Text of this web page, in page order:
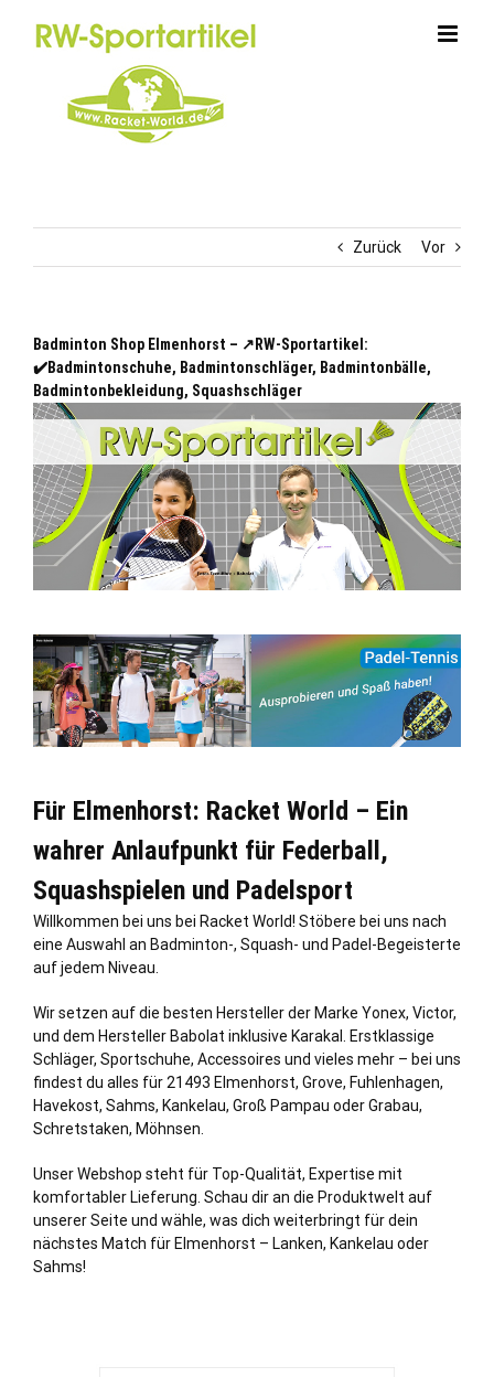
Zurück Vor
Badminton Shop Elmenhorst – ↗️RW-Sportartikel:
✔️Badmintonschuhe, Badmintonschläger, Badmintonbälle,
Badmintonbekleidung, Squashschläger
Elmenhorst
Für Elmenhorst: Racket World – Ein
wahrer Anlaufpunkt für Federball,
Squashspielen und Padelsport
Willkommen bei uns bei Racket World! Stöbere bei uns nach
eine Auswahl an Badminton-, Squash- und Padel-Begeisterte
auf jedem Niveau.
Wir setzen auf die besten Hersteller der Marke Yonex, Victor,
und dem Hersteller Babolat inklusive Karakal. Erstklassige
Schläger, Sportschuhe, Accessoires und vieles mehr – bei uns
findest du alles für 21493 Elmenhorst, Grove, Fuhlenhagen,
Havekost, Sahms, Kankelau, Groß Pampau oderGrabau,
Schretstaken, Möhnsen
Unser Webshop steht für Top-Qualität, Expertise mit
komfortabler Lieferung. Schau dir an die Produktwelt auf
unserer Seite und wähle, was dich weiterbringt für dein
nächstes Match für Elmenhorst – Lanken, Kankelau oder
Sahms!